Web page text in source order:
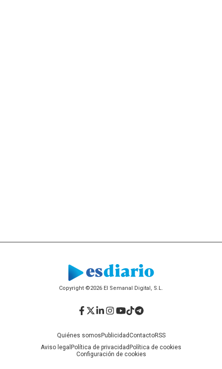
Copyright ©2026 El Semanal Digital, S.L.
Quiénes somosPublicidadContactoRSS
Aviso legal Política de privacidadPolítica de cookies
Configuración de cookies
Facebook
Twitter
LinkedIn
Instagram
YouTube
TikTok
Telegram